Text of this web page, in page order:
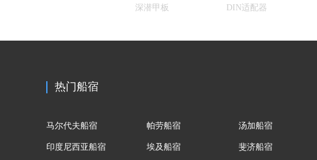
深潜甲板 DIN适配器
热门船宿
马尔代夫船宿
印度尼西亚船宿
帕劳船宿
埃及船宿
汤加船宿
斐济船宿